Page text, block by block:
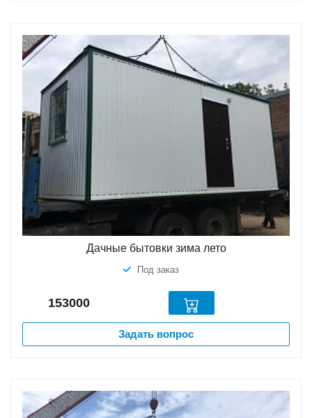
Дачные бытовки зима лето
Под заказ
153000
Задать вопрос